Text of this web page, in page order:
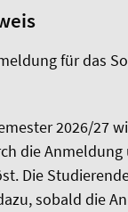
für das
2026/27
die Anmeldung
Die
sobald die